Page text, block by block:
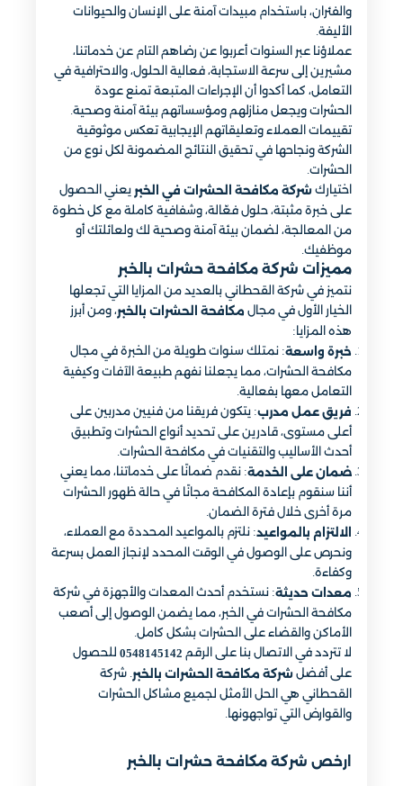
والفئران، باستخدام مبيدات آمنة على الإنسان والحيوانات
الأليفة.
عملاؤنا عبر السنوات أعربوا عن رضاهم التام عن خدماتنا،
مشيرين إلى سرعة الاستجابة، فعالية الحلول، والاحترافية في
التعامل، كما أكدوا أن الإجراءات المتبعة تمنع عودة
الحشرات ويجعل منازلهم ومؤسساتهم بيئة آمنة وصحية.
تقييمات العملاء وتعليقاتهم الإيجابية تعكس موثوقية
الشركة ونجاحها في تحقيق النتائج المضمونة لكل نوع من
الحشرات.
اختيارك شركة مكافحة الحشرات في الخبر يعني الحصول
على خبرة مثبتة، حلول فعّالة، وشفافية كاملة مع كل خطوة
من المعالجة، لضمان بيئة آمنة وصحية لك ولعائلتك أو
موظفيك.
مميزات شركة مكافحة حشرات بالخبر
نتميز في شركة القحطاني بالعديد من المزايا التي تجعلها
الخيار الأول في مجال مكافحة الحشرات بالخبر، ومن أبرز
هذه المزايا:
خبرة واسعة: نمتلك سنوات طويلة من الخبرة في مجال
مكافحة الحشرات، مما يجعلنا نفهم طبيعة الآفات وكيفية
التعامل معها بفعالية.
فريق عمل مدرب: يتكون فريقنا من فنيين مدربين على
أعلى مستوى، قادرين على تحديد أنواع الحشرات وتطبيق
أحدث الأساليب والتقنيات في مكافحة الحشرات.
ضمان على الخدمة: نقدم ضمانًا على خدماتنا، مما يعني
أننا سنقوم بإعادة المكافحة مجانًا في حالة ظهور الحشرات
مرة أخرى خلال فترة الضمان.
الالتزام بالمواعيد: نلتزم بالمواعيد المحددة مع العملاء،
ونحرص على الوصول في الوقت المحدد لإنجاز العمل بسرعة
وكفاءة.
معدات حديثة: نستخدم أحدث المعدات والأجهزة في شركة
مكافحة الحشرات في الخبر، مما يضمن الوصول إلى أصعب
الأماكن والقضاء على الحشرات بشكل كامل.
لا تتردد في الاتصال بنا على الرقم 0548145142 للحصول
على أفضل شركة مكافحة الحشرات بالخبر. شركة
القحطاني هي الحل الأمثل لجميع مشاكل الحشرات
والقوارض التي تواجهونها.
ارخص شركة مكافحة حشرات بالخبر